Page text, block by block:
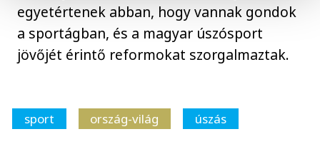
egyetértenek abban, hogy vannak gondok
a sportágban, és a magyar úszósport
jövőjét érintő reformokat szorgalmaztak.
sport ország-világ úszás